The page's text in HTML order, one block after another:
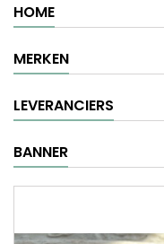
HOME
MERKEN
LEVERANCIERS
BANNER